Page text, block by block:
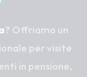
? Offriamo un
per visite
in pensione,